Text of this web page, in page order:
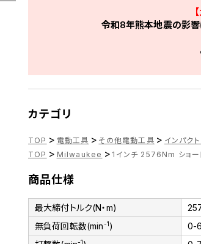
令和8年熊本地震の影響
カテゴリ
TOP > 電動工具 > その他電動工具 > インパク
TOP > Milwaukee > 1インチ 2576Nm ショ
商品仕様
最大締付トルク(N・m)
無負荷回転数(min-1)
0-
-1